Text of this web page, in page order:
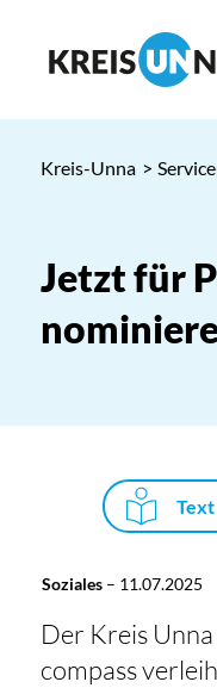
Kreis-Unna >
Jetzt für
Soziales– 11.07.2025
Der Kreis
compass